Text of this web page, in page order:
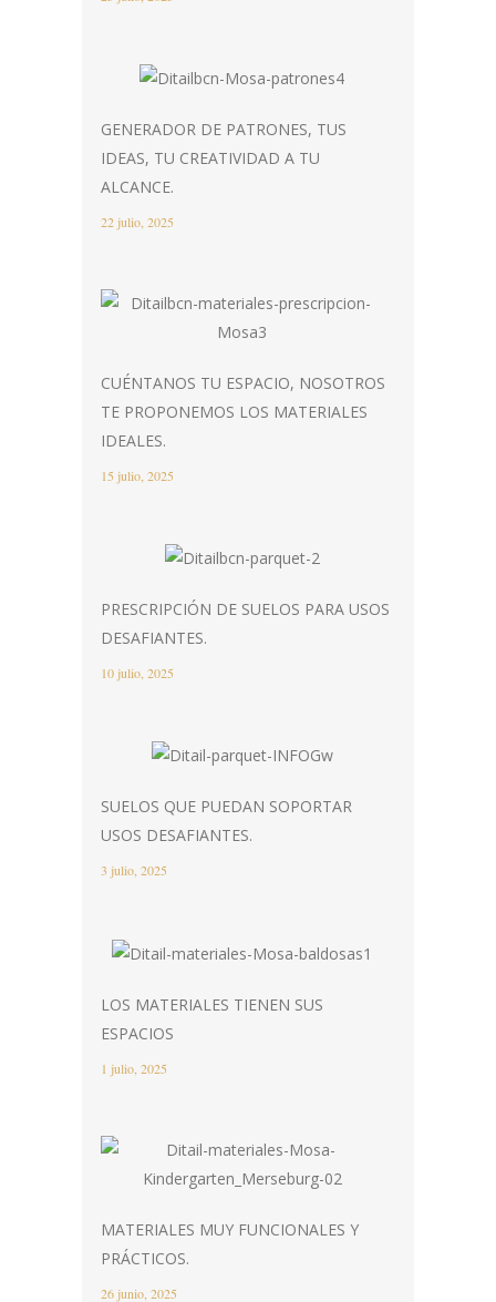
GENERADOR DE PATRONES, TUS
IDEAS, TU CREATIVIDAD A TU
ALCANCE.
22 julio, 2025
CUÉNTANOS TU ESPACIO, NOSOTROS
TE PROPONEMOS LOS MATERIALES
IDEALES.
15 julio, 2025
PRESCRIPCIÓN DE SUELOS PARA USOS
DESAFIANTES.
10 julio, 2025
SUELOS QUE PUEDAN SOPORTAR
USOS DESAFIANTES.
3 julio, 2025
LOS MATERIALES TIENEN SUS
ESPACIOS
1 julio, 2025
MATERIALES MUY FUNCIONALES Y
PRÁCTICOS.
26 junio, 2025